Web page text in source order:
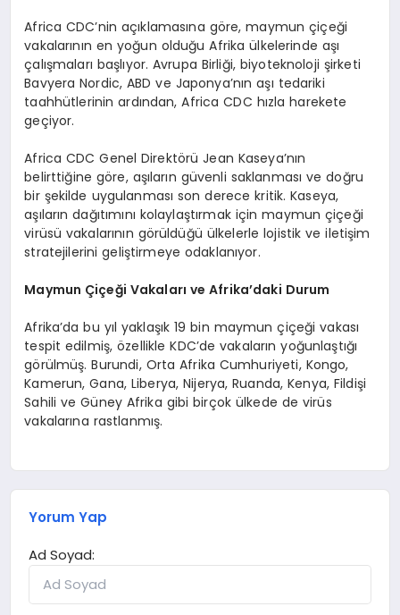
Africa CDC’nin açıklamasına göre, maymun çiçeği
vakalarının en yoğun olduğu Afrika ülkelerinde aşı
çalışmaları başlıyor. Avrupa Birliği, biyoteknoloji şirketi
Bavyera Nordic, ABD ve Japonya’nın aşı tedariki
taahhütlerinin ardından, Africa CDC hızla harekete
geçiyor.
Africa CDC Genel Direktörü Jean Kaseya’nın
belirttiğine göre, aşıların güvenli saklanması ve doğru
bir şekilde uygulanması son derece kritik. Kaseya,
aşıların dağıtımını kolaylaştırmak için maymun çiçeği
virüsü vakalarının görüldüğü ülkelerle lojistik ve iletişim
stratejilerini geliştirmeye odaklanıyor.
Maymun Çiçeği Vakaları ve Afrika’daki Durum
Afrika’da bu yıl yaklaşık 19 bin maymun çiçeği vakası
tespit edilmiş, özellikle KDC’de vakaların yoğunlaştığı
görülmüş. Burundi, Orta Afrika Cumhuriyeti, Kongo,
Kamerun, Gana, Liberya, Nijerya, Ruanda, Kenya, Fildişi
Sahili ve Güney Afrika gibi birçok ülkede de virüs
vakalarına rastlanmış.
Yorum Yap
Ad Soyad: